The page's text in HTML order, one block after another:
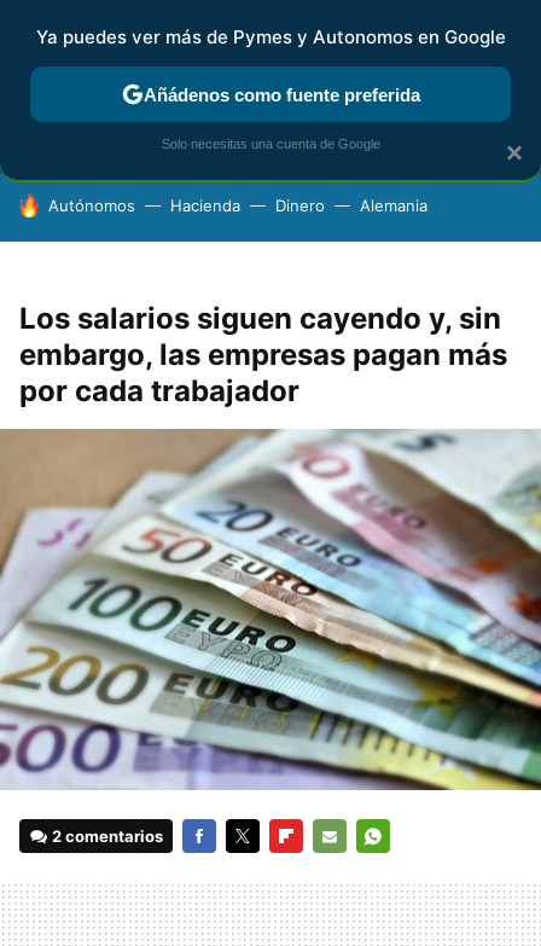
FISCALIDAD Y CONTABILIDAD KIT DIGITAL RENTA
HOY SE HABLA DE
Autónomos Hacienda Dinero Alemania
Los salarios siguen cayendo y, sin
embargo, las empresas pagan más
por cada trabajador
2 comentarios
MAIL
×
Ya puedes ver más de Pymes y Autonomos en Google
Añádenos como fuente preferida
Solo necesitas una cuenta de Google